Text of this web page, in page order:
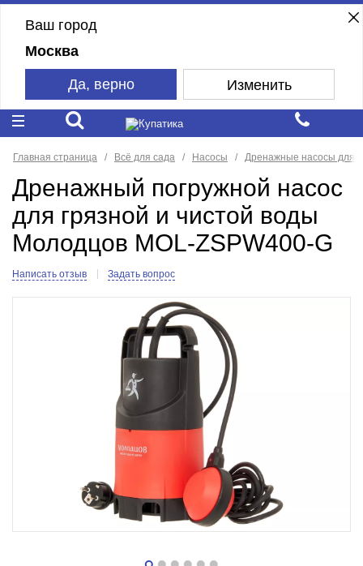
Ваш город
Москва
Да, верно Изменить
Главная страница Всё для сада Насосы Дренажные насосы для
Дренажный погружной насос
для грязной и чистой воды
Молодцов MOL-ZSPW400-G
Написать отзыв Задать вопрос